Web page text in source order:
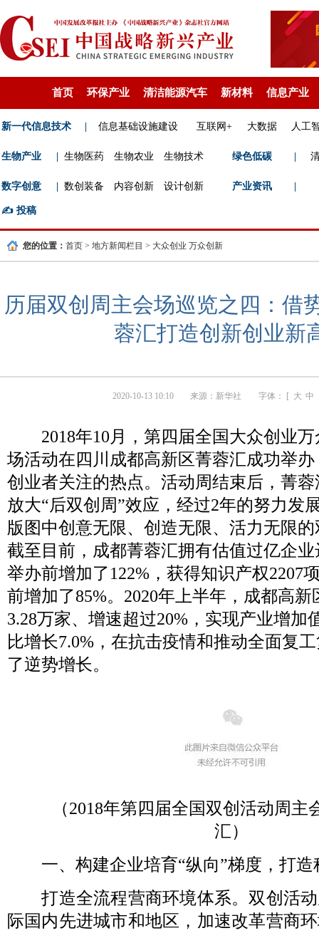
首页 环保产业 清洁能源汽车 新材料 信息产业
新一代信息技术 信息基础设施建设 互联网+ 大数据 人工
生物产业 生物医药 生物农业 生物技术 绿色低碳
数字创意 数创装备 内容创新 设计创新 产业资讯
✍️ 投稿
您的位置： 首页 > 地方新闻栏目 > 大众创业 万众创新
历届双创周主会场巡览之四：借
蓉汇打造创新创业新
2020-10-13 10:10 来源： 新华社 字体： [ 大 中
2018年10月，第四届全国大众创业万
场活动在四川成都高新区菁蓉汇成功举
创业者关注的热点。活动周结束后，菁
放大“后双创周”效应，经过2年的努力发
版图中创意无限、创造无限、活力无限
截至目前，成都菁蓉汇拥有估值过亿企
举办前增加了122%，获得知识产权2207
前增加了85%。2020年上半年，成都高
3.28万家、增速超过20%，实现产业增加
比增长7.0%，在抗击疫情和推动全面复
了逆势增长。
（2018年第四届全国双创活动周主
汇）
一、构建企业培育“纵向”梯度，打造
打造全流程营商环境体系。双创活动
际国内先进城市和地区，加速改革营商